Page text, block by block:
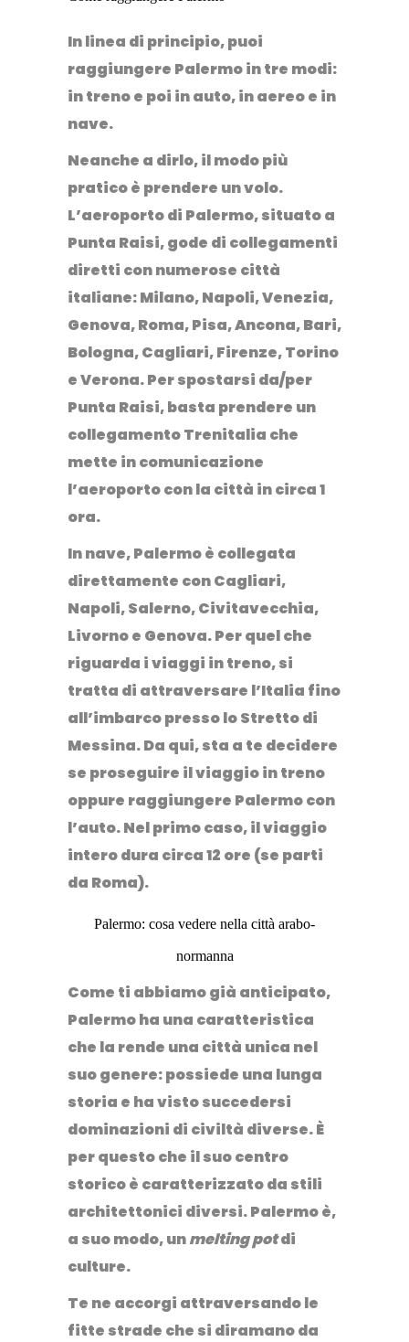
In linea di principio, puoi
raggiungere Palermo in tre modi:
in treno e poi in auto, in aereo e in
nave.
Neanche a dirlo, il modo più
pratico è prendere unvolo.
L’aeroporto di Palermo, situato a
Punta Raisi,gode di collegamenti
diretti con numerose città
italiane: Milano, Napoli, Venezia,
Genova, Roma, Pisa, Ancona, Bari,
Bologna, Cagliari, Firenze, Torino
e Verona.Per spostarsi da/per
Punta Raisi, basta prendere un
collegamento Trenitalia che
mette in comunicazione
l’aeroporto con la città in circa 1
ora.
Innave, Palermo è collegata
direttamente con Cagliari,
Napoli, Salerno, Civitavecchia,
Livorno e Genova.Per quel che
riguarda i viaggi intreno, si
tratta di attraversare l’Italia fino
all’imbarco presso lo Stretto di
Messina. Da qui, sta a te decidere
se proseguire il viaggio in treno
oppure raggiungere Palermo con
l’auto.Nel primo caso, il viaggio
intero dura circa 12 ore (se parti
da Roma).
Palermo: cosa vedere nella città arabo-
normanna
Come ti abbiamo già anticipato,
Palermo ha una caratteristica
che la rende una città unica nel
suo genere: possiede una lunga
storia e ha visto succedersi
dominazioni di civiltà diverse. È
per questo che il suo centro
storico è caratterizzato da stili
architettonici diversi. Palermo è,
a suo modo, unmelting potdi
culture.
Te ne accorgi attraversando le
fitte strade che si diramano da